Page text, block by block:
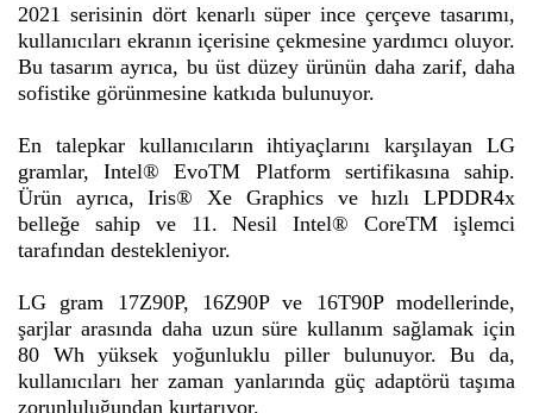
2021 serisinin dört kenarlı süper ince çerçeve tasarımı,
kullanıcıları ekranın içerisine çekmesine yardımcı oluyor.
Bu tasarım ayrıca, bu üst düzey ürünün daha zarif, daha
sofistike görünmesine katkıda bulunuyor.
En talepkar kullanıcıların ihtiyaçlarını karşılayan LG
gramlar, Intel® EvoTM Platform sertifikasına sahip.
Ürün ayrıca, Iris® Xe Graphics ve hızlı LPDDR4x
belleğe sahip ve 11. Nesil Intel® CoreTM işlemci
tarafından destekleniyor.
LG gram 17Z90P, 16Z90P ve 16T90P modellerinde,
şarjlar arasında daha uzun süre kullanım sağlamak için
80 Wh yüksek yoğunluklu piller bulunuyor. Bu da,
kullanıcıları her zaman yanlarında güç adaptörü taşıma
zorunluluğundan kurtarıyor.